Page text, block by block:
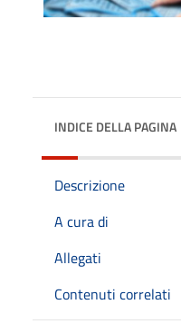
INDICE DELLA PAGINA
Descrizione
A cura di
Allegati
Contenuti correlati